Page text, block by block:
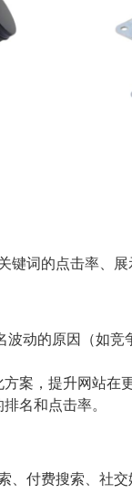
词的点击率、展
动的原因（如竞
案，提升网站在
名和点击率。
、付费搜索、社